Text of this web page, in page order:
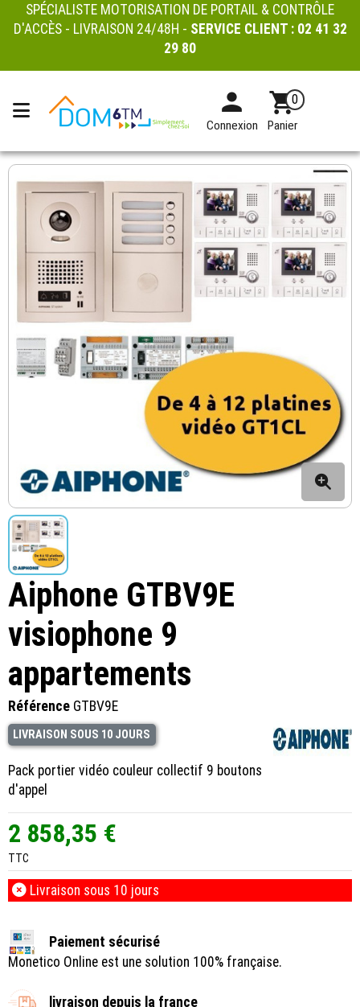
SPÉCIALISTE MOTORISATION DE PORTAIL & CONTRÔLE
D'ACCÈS - LIVRAISON 24/48H - SERVICE CLIENT : 02 41 32
29 80
Connexion
0
Panier
Aiphone GTBV9E
visiophone 9
appartements
Référence GTBV9E
LIVRAISON SOUS 10 JOURS
Pack portier vidéo couleur collectif 9 boutons
d'appel
2 858,35 €
TTC
Livraison sous 10 jours
Paiement sécurisé
Monetico Online est une solution 100% française.
livraison depuis la france